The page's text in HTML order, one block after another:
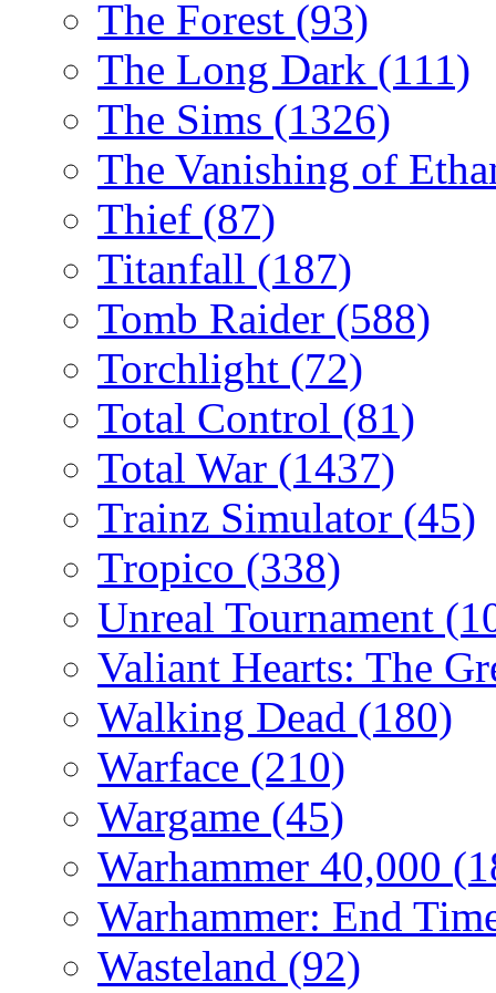
The Forest (93)
The Long Dark (111)
The Sims (1326)
The Vanishing of
Thief (87)
Titanfall (187)
Tomb Raider (588)
Torchlight (72)
Total Control (81)
Total War (1437)
Trainz Simulator (45)
Tropico (338)
Unreal Tournament
Valiant Hearts: The
Walking Dead (180)
Warface (210)
Wargame (45)
Warhammer 40,000
Warhammer: End
Wasteland (92)